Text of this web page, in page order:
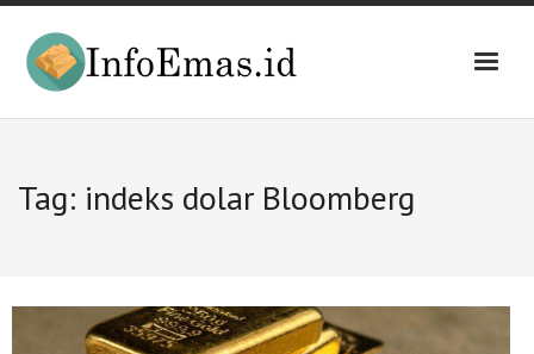
Skip
content
Tag: indeks dolar Bloomberg